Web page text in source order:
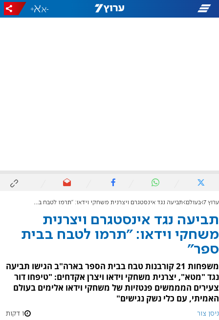
-
+
ערוץ 7 בעולם תביעה נגד אינסטגרם ויצרנית משחקי וידאו: "תרמו לטבח בבית ספר"
תביעה נגד אינסטגרם ויצרנית
משחקי וידאו: "תרמו לטבח בבית
ספר"
משפחות 21 קורבנות טבח בבית הספר בארה"ב הגישו תביעה
נגד "מטא", יצרנית משחקי וידאו ויצרן אקדחים: "טיפחו דור
צעירים המממשים פנטזיות של משחקי וידאו אלימים בעולם
האמיתי, עם כלי נשק נגישים"
ניסן צור 1 דקות